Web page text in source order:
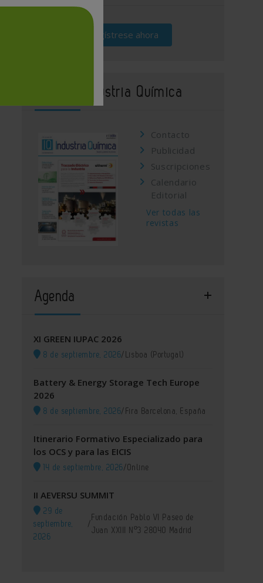
Regístrese ahora
Revista Industria Química
Contacto
Publicidad
Suscripciones
Calendario
Editorial
Ver todas las
revistas
Agenda
XI GREEN IUPAC 2026
8 de septiembre, 2026/Lisboa (Portugal)
Battery & Energy Storage Tech Europe
2026
8 de septiembre, 2026/Fira Barcelona, España
Itinerario Formativo Especializado para
los OCS y para las EICIS
14 de septiembre, 2026/Online
II AEVERSU SUMMIT
29 de
septiembre,
2026
/
Fundación Pablo VI Paseo de
Juan XXIII Nº3 28040 Madrid